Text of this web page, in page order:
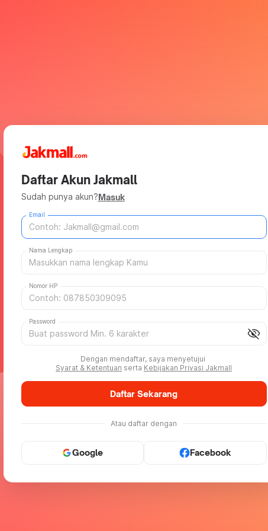
Daftar Akun Jakmall
Sudah punya akun?Masuk
Email
Nama Lengkap
Nomor HP
visibility_off
Password
Dengan mendaftar, saya menyetujui
Syarat & Ketentuan serta Kebijakan Privasi Jakmall
Daftar Sekarang
Atau daftar dengan
Google Facebook